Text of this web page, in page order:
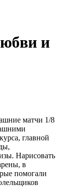
и
матчи 1/8
главной
Нарисовать
в
помогали